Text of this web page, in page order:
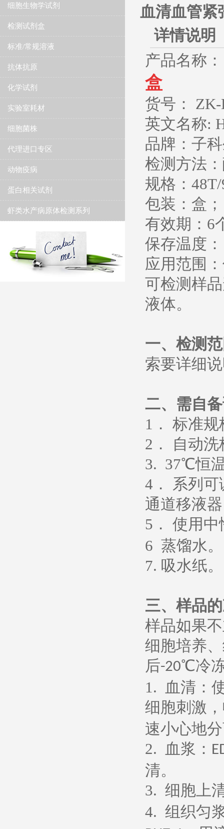
细胞生物学试剂
检测试剂盒
标准/常规溶液
抗体抗原
化学试剂
实验室耗材
细胞菌株
代理进口专区
动物疫病
蛋白相关试剂
虾类水产病原体检测系列
血清血管
详情说明
产品名称
盒
货号： ZK-
英文名称:
品牌：子
检测方法
规格：
包装：盒；
有效期：6
保存温度
应用范围
可检测样
液体。
一、 检测
索要详细
二、需自
1 ． 标准
2 ． 自动
3. 37℃恒
4 ． 系列
通道移液
5 ． 使用中
6 蒸馏水。
7. 吸水纸。
三、样品
样品如果
细胞培养
后-20℃冷
1.
血清：
细胞刺激
速小心地
2.
血浆：
清。
3. 细胞上
4. 组织匀